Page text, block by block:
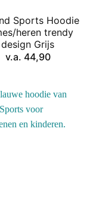
Sports Hoodie
heren trendy
design Grijs
v.a. 44,90